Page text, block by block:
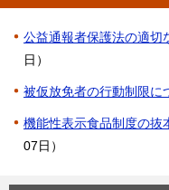
公益通報者保護法の適切
日）
被仮放免者の行動制限に
機能性表示食品制度の抜
07日）